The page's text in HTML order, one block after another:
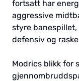
fortsatt har
aggressive
styre banespillet,
defensiv og
Modrics blikk for